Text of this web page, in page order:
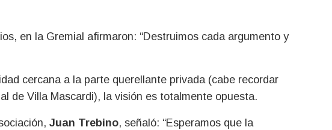
en la Gremial afirmaron: “Destruimos cada argumento y
cercana a la parte querellante privada (cabe recordar
de Villa Mascardi), la visión es totalmente opuesta.
Juan Trebino, señaló: “Esperamos que la